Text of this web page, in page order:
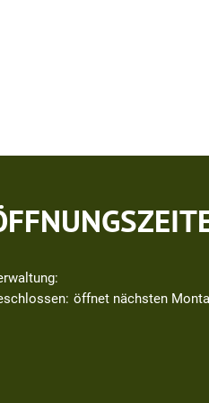
um weitere Öffnungs- oder
öffnet nächsten